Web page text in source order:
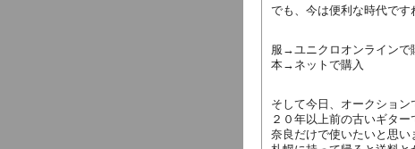
でも、今は便利な時代です
服→ユニクロオンラインで
本→ネットで購入
そして今日、オークション
２０年以上前の古いギター
奈良だけで使いたいと思い